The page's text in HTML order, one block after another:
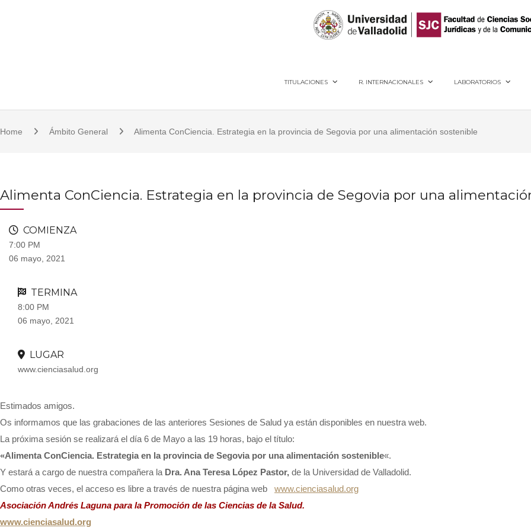
c
n
t
TITULACIONES R. INTERNACIONALES LABORATORIOS
Home Ámbito General Alimenta ConCiencia. Estrategia en la provincia de Segovia por una alimentación sostenible
Alimenta ConCiencia. Estrategia en la provincia de Segovia por una
COMIENZA
7:00 PM
06 mayo, 2021
TERMINA
8:00 PM
06 mayo, 2021
LUGAR
www.cienciasalud.org
Estimados amigos.
Os informamos que las grabaciones de las anteriores Sesiones de Salud ya están disponibles en nuestra web.
La próxima sesión se realizará el día 6 de Mayo a las 19 horas, bajo el título:
«Alimenta ConCiencia. Estrategia en la provincia de Segovia por una alimentación sostenible«.
Y estará a cargo de nuestra compañera la Dra. Ana Teresa López Pastor, de la Universidad de Valladolid.
Como otras veces, el acceso es libre a través de nuestra página web www.cienciasalud.org
Asociación Andrés Laguna para la Promoción de las Ciencias de la Salud.
www.cienciasalud.org